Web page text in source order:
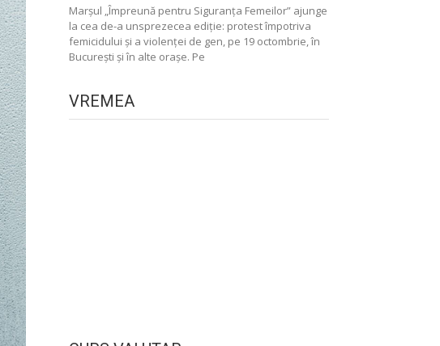
Marșul „Împreună pentru Siguranța Femeilor” ajunge
la cea de-a unsprezecea ediție: protest împotriva
femicidului și a violenței de gen, pe 19 octombrie, în
București și în alte orașe. Pe
VREMEA